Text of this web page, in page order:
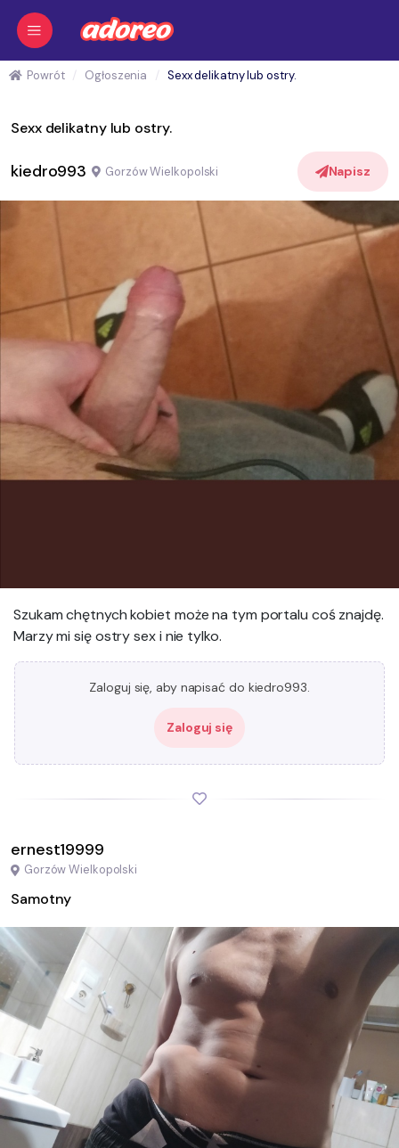
Powrót Ogłoszenia Sexx delikatny lub ostry.
Sexx delikatny lub ostry.
kiedro993 Gorzów Wielkopolski Napisz
Szukam chętnych kobiet może na tym portalu coś znajdę.
Marzy mi się ostry sex i nie tylko.
Zaloguj się, aby napisać do kiedro993.
Zaloguj się
ernest19999
Gorzów Wielkopolski
Samotny